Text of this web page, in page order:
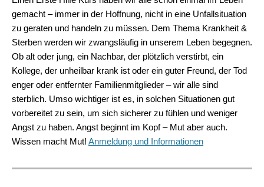
gemacht – immer in der Hoffnung, nicht in eine Unfallsituation
zu geraten und handeln zu müssen. Dem Thema Krankheit &
Sterben werden wir zwangsläufig in unserem Leben begegnen.
Ob alt oder jung, ein Nachbar, der plötzlich verstirbt, ein
Kollege, der unheilbar krank ist oder ein guter Freund, der Tod
enger oder entfernter Familienmitglieder – wir alle sind
sterblich. Umso wichtiger ist es, in solchen Situationen gut
vorbereitet zu sein, um sich sicherer zu fühlen und weniger
Angst zu haben. Angst beginnt im Kopf – Mut aber auch.
Wissen macht Mut! Anmeldung und Informationen